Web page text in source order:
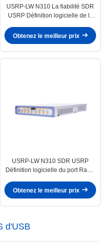
USRP-LW N310 La fiabilité SDR
USRP Définition logicielle de la
Obtenez le meilleur prix
USRP-LW N310 SDR USRP
Définition logicielle du port Radio
Obtenez le meilleur prix
d'USB